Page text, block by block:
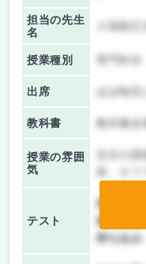
担当の先生
名
授業種別
出席 ほぼ毎回
教科書 教科書必
授業の雰囲
気
先生の
テスト
前期/中間
後期/期末
持ち込み